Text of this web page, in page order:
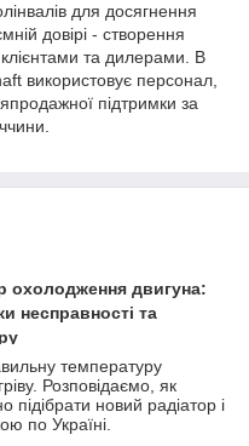
для досягнення
довірі - створення
клієнтами та дилерами. В
використовує персонал,
підтримки за
охолодження двигуна:
несправності та
температуру
Розповідаємо, як
підібрати новий радіатор і
по Україні.